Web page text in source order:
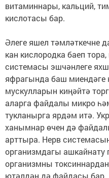
витаминнары, кальций,
кислотасы бар.
Әлеге яшел тәмләткечне
кан кислородка баеп
системасы эшчәнлеге
яфрагында баш
мускулларын киңәйтә
аларга файдалы микро
тукланырга ярдәм итә.
ханымнар өчен дә
арттыра. Нерв
организмдагы ашкайнату
организмны